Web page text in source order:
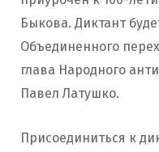
Быкова. Диктант
Объединенного
глава Народного
Павел Латушко.
Присоединиться к